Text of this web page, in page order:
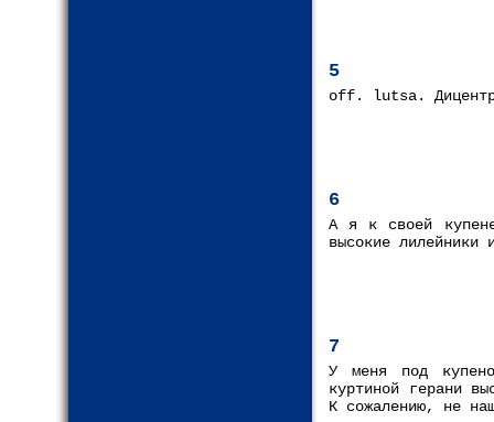
5
off. lutsa.
6
А я к своей
высокие лилейники
7
У меня под
куртиной герани
К сожалению, не